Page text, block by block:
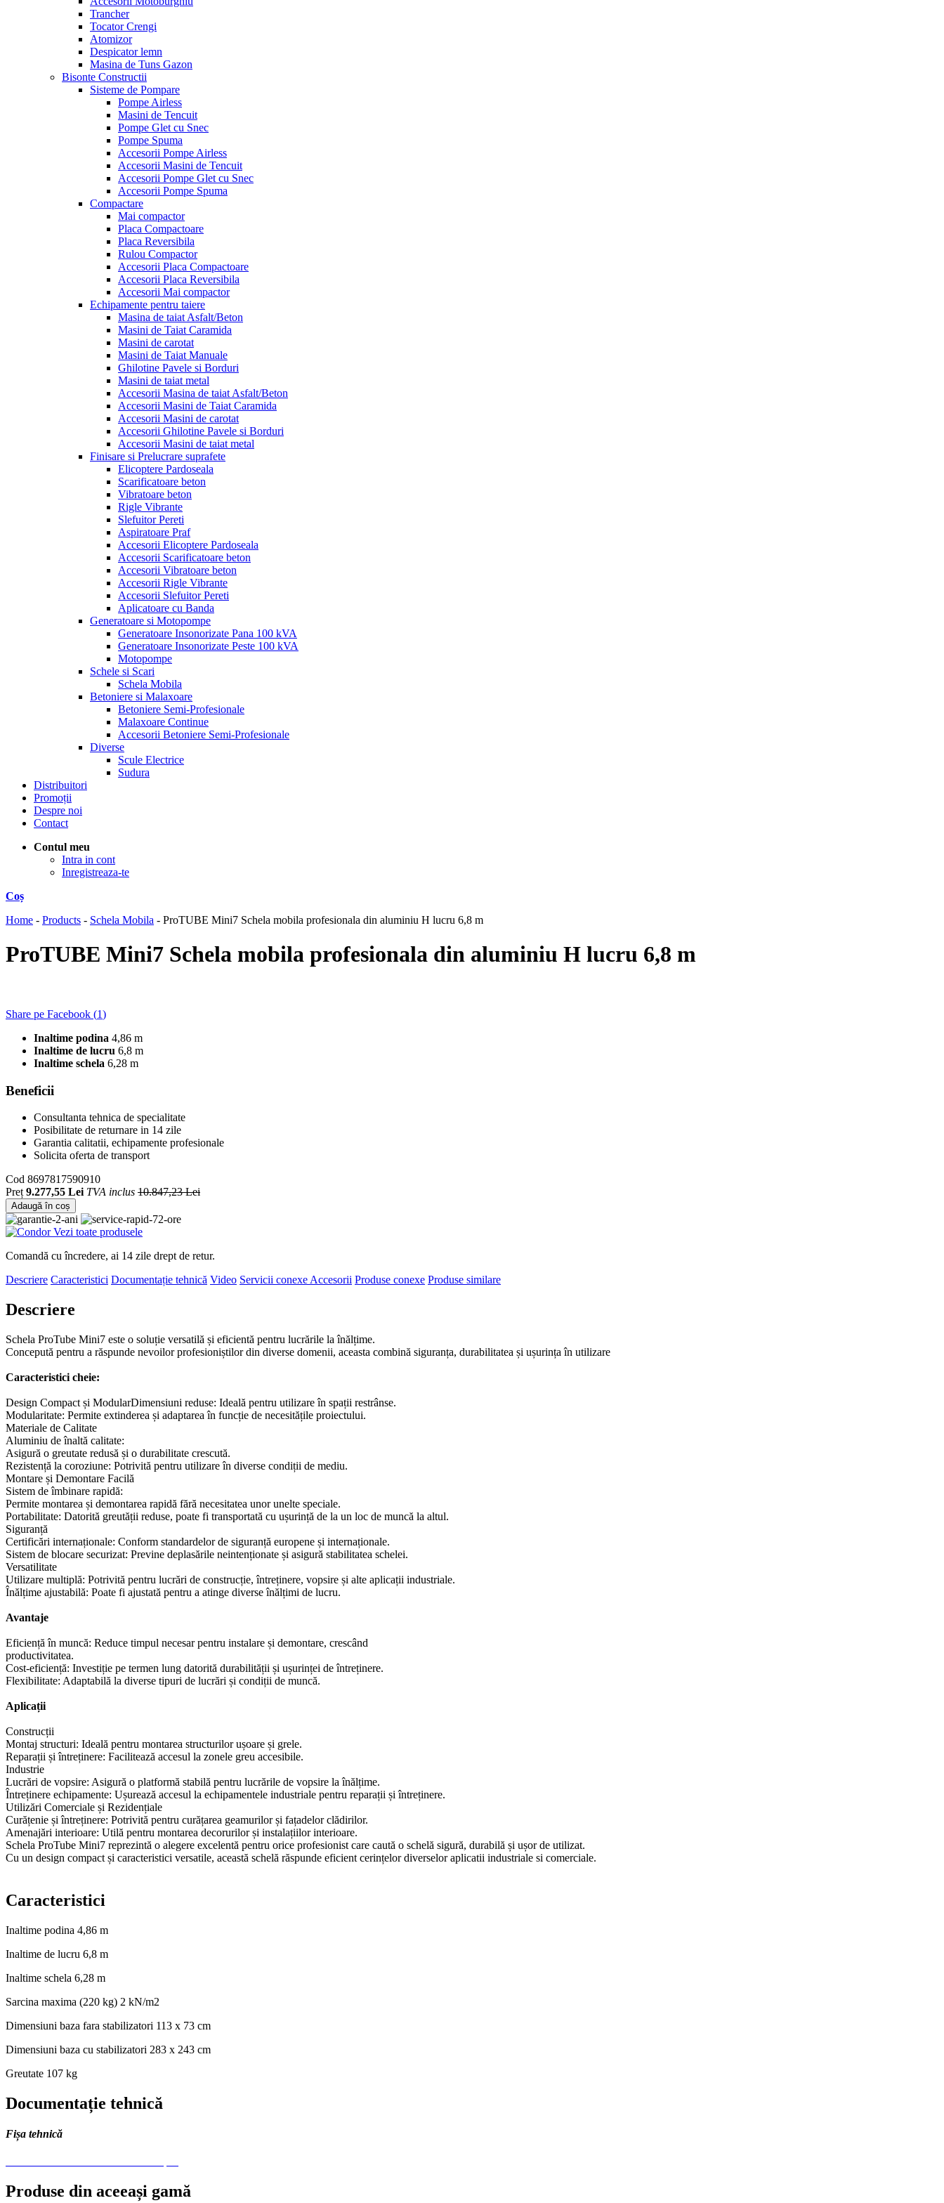
Trancher
Tocator Crengi
Atomizor
Despicator lemn
Masina de Tuns Gazon
Bisonte Constructii
Sisteme de Pompare
Pompe Airless
Masini de Tencuit
Pompe Glet cu Snec
Pompe Spuma
Accesorii Pompe Airless
Accesorii Masini de Tencuit
Accesorii Pompe Glet cu Snec
Accesorii Pompe Spuma
Compactare
Mai compactor
Placa Compactoare
Placa Reversibila
Rulou Compactor
Accesorii Placa Compactoare
Accesorii Placa Reversibila
Accesorii Mai compactor
Echipamente pentru taiere
Masina de taiat Asfalt/Beton
Masini de Taiat Caramida
Masini de carotat
Masini de Taiat Manuale
Ghilotine Pavele si Borduri
Masini de taiat metal
Accesorii Masina de taiat Asfalt/Beton
Accesorii Masini de Taiat Caramida
Accesorii Masini de carotat
Accesorii Ghilotine Pavele si Borduri
Accesorii Masini de taiat metal
Finisare si Prelucrare suprafete
Elicoptere Pardoseala
Scarificatoare beton
Vibratoare beton
Rigle Vibrante
Slefuitor Pereti
Aspiratoare Praf
Accesorii Elicoptere Pardoseala
Accesorii Scarificatoare beton
Accesorii Vibratoare beton
Accesorii Rigle Vibrante
Accesorii Slefuitor Pereti
Aplicatoare cu Banda
Generatoare si Motopompe
Generatoare Insonorizate Pana 100 kVA
Generatoare Insonorizate Peste 100 kVA
Motopompe
Schele si Scari
Schela Mobila
Betoniere si Malaxoare
Betoniere Semi-Profesionale
Malaxoare Continue
Accesorii Betoniere Semi-Profesionale
Diverse
Scule Electrice
Sudura
Distribuitori
Promoții
Despre noi
Contact
Contul meu
Intra in cont
Inregistreaza-te
Coș
Home - Products - Schela Mobila - ProTUBE Mini7 Schela mobila profesionala din aluminiu H lucru 6,8 m
ProTUBE Mini7 Schela mobila profesionala din aluminiu H lucru 6,8 m
Share pe Facebook (1)
Inaltime podina 4,86 m
Inaltime de lucru 6,8 m
Inaltime schela 6,28 m
Beneficii
Consultanta tehnica de specialitate
Posibilitate de returnare in 14 zile
Garantia calitatii, echipamente profesionale
Solicita oferta de transport
Cod 8697817590910
Preț 9.277,55 Lei TVA inclus 10.847,23 Lei
Adaugă în coș
Vezi toate produsele
Comandă cu încredere, ai 14 zile drept de retur.
Descriere Caracteristici Documentație tehnică Video Servicii conexe Accesorii Produse conexe Produse similare
Descriere
Schela ProTube Mini7 este o soluție versatilă și eficientă pentru lucrările la înălțime.
Concepută pentru a răspunde nevoilor profesioniștilor din diverse domenii, aceasta combină siguranța, durabilitatea și ușurința în utilizare
Caracteristici cheie:
Design Compact și ModularDimensiuni reduse: Ideală pentru utilizare în spații restrânse.
Modularitate: Permite extinderea și adaptarea în funcție de necesitățile proiectului.
Materiale de Calitate
Aluminiu de înaltă calitate:
Asigură o greutate redusă și o durabilitate crescută.
Rezistență la coroziune: Potrivită pentru utilizareîn diverse condiții de mediu.
Montare și Demontare Facilă
Sistem de îmbinare rapidă:
Permite montarea și demontarea rapidă fără necesitatea unor unelte speciale.
Portabilitate: Datorită greutății reduse, poate fi transportată cu ușurință de la un loc de muncă la altul.
Siguranță
Certificări internaționale: Conform standardelor de siguranță europene și internaționale.
Sistem de blocare securizat: Previne deplasările neintenționate și asigură stabilitatea schelei.
Versatilitate
Utilizare multiplă: Potrivită pentru lucrări de construcție, întreținere, vopsire și alte aplicații industriale.
Înălțime ajustabilă: Poate fi ajustată pentru a atinge diverse înălțimi de lucru.
Avantaje
Eficiență în muncă: Reduce timpul necesar pentru instalare și demontare, crescând
productivitatea.
Cost-eficiență: Investiție pe termen lung datorită durabilității și ușurinței de întreținere.
Flexibilitate: Adaptabilă la diverse tipuri de lucrări și condiții de muncă.
Aplicații
Construcții
Montaj structuri: Ideală pentru montarea structurilor ușoare și grele.
Reparații și întreținere: Facilitează accesul la zonele greu accesibile.
Industrie
Lucrări de vopsire: Asigură o platformă stabilă pentru lucrările de vopsire la înălțime.
Întreținere echipamente: Ușurează accesul la echipamentele industriale pentru reparații și întreținere.
Utilizări Comerciale și Rezidențiale
Curățenie și întreținere: Potrivită pentru curățarea geamurilor și fațadelor clădirilor.
Amenajări interioare: Utilă pentru montarea decorurilor și instalațiilor interioare.
Schela ProTube Mini7 reprezintă o alegere excelentă pentru orice profesionist care caută o schelă sigură, durabilă și ușor de utilizat.
Cu un design compact și caracteristici versatile, această schelă răspunde eficient cerințelor diverselor aplicatii industriale si comerciale.
Caracteristici
Inaltime podina 4,86 m
Inaltime de lucru 6,8 m
Inaltime schela 6,28 m
Sarcina maxima (220 kg) 2 kN/m2
Dimensiuni baza fara stabilizatori 113 x 73 cm
Dimensiuni baza cu stabilizatori 283 x 243 cm
Greutate 107 kg
Documentație tehnică
Fișa tehnică
Produse din aceeași gamă